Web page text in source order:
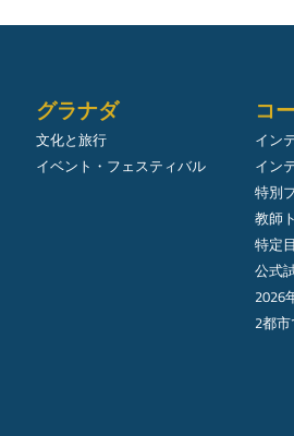
グラナダ
文化と旅行
イベント・フェスティバル
コ
イン
イン
特別
教師
特定
公式
2026
2都